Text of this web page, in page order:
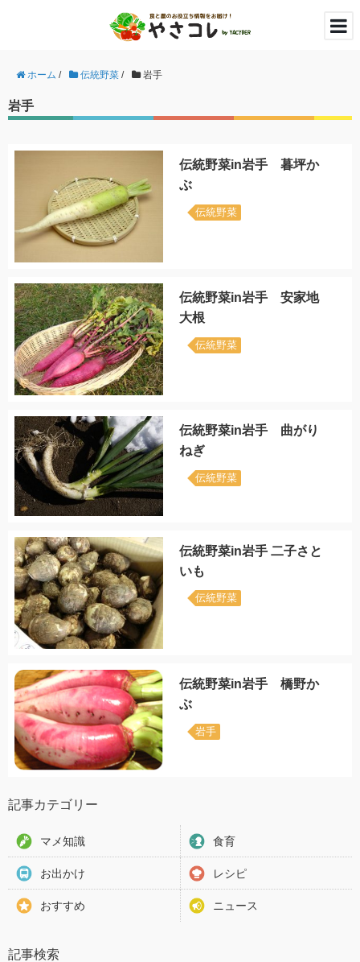
ホーム / 伝統野菜 / 岩手
岩手
伝統野菜in岩手 暮坪か
ぶ
伝統野菜
伝統野菜in岩手 安家地
大根
伝統野菜
伝統野菜in岩手 曲がり
ねぎ
伝統野菜
伝統野菜in岩手 二子さと
いも
伝統野菜
伝統野菜in岩手 橋野か
ぶ
岩手
記事カテゴリー
マメ知識 食育
お出かけ レシピ
おすすめ ニュース
記事検索